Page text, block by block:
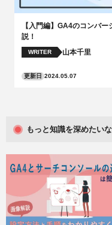
【入門編】GA4のコンバ
説！
WRITER 山本千里
更新日 2024.05.07
もっと知識を深めたい